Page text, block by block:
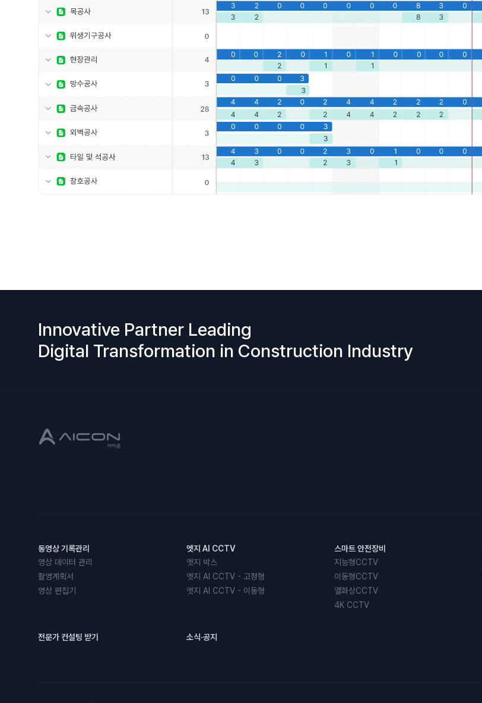
Innovative Partner Leading
Digital Transformation in Construction Industry
동영상 기록관리
영상 데이터 관리
촬영계획서
영상 편집기
엣지 AI CCTV
엣지 박스
엣지 AI CCTV - 고정형
엣지 AI CCTV - 이동형
스마트 안전장비
지능형CCTV
이동형CCTV
열화상CCTV
4K CCTV
전문가 컨설팅 받기 소식·공지